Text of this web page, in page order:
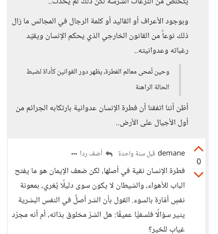
وبوجود الأعراف أو القاليد أو كلمة الرجال في المجالس ما زال
ذلك نوعاً من القانون الخارجي الذي يحكم الإنسان ويقيّد
رغباته وعدوانيته..
وحين تُمحى معالم الفطرة، يظهر دور القوانين كأداة لضبط
الحالة الراهنة
أظن أننا اتفقنا أن فطرة الإنسان عدوانية بارتكابه الجرائم من
أول الأجيال على الأرض..
0
demane قبل سنة واحدة أضف ردا
فطرة الإنسان نقية في أصلها، لكن ضعف الإيمان هو ما يفتح
الباب للأهواء، والشيطان لا يكون سوى دليلًا يُغري، بمعونة
نفسٍ أمّارة بالسوء. القول بأن الشر أصلٌ في النفس البشرية
يثير سؤالًا فلسفيًّا عميقًا: هل الشرّ مخلوق بذاته، أم أنه مجرّد
غيابٍ للخير؟